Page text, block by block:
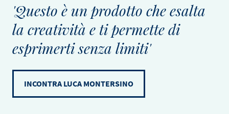
'Questo è un prodotto che esalta
la creatività e ti permette di
esprimerti senza limiti'
INCONTRA LUCA MONTERSINO